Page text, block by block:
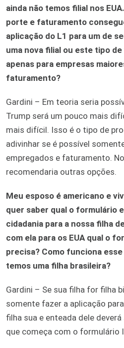
ainda não temos filial nos
porte e faturamento
aplicação do L1 para um de
uma nova filial ou este tipo
apenas para empresas
faturamento?
Gardini – Em teoria seria
Trump será um pouco mais
mais difícil. Isso é o tipo de
adivinhar se é possível
empregados e faturamento.
recomendaria outras opções.
Meu esposo é americano e
quer saber qual o formulário
cidadania para a nossa filha
com ela para os EUA qual o
precisa? Como funciona esse
temos uma filha brasileira?
Gardini – Se sua filha for filha
somente fazer a aplicação
filha sua e enteada dele
que começa com o formulário